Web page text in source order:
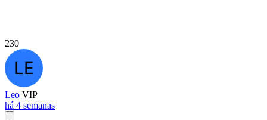
230
Leo VIP
há 4 semanas